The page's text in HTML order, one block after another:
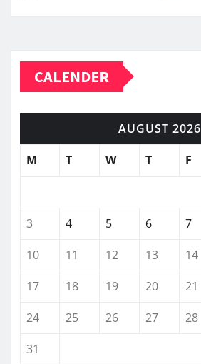
CALENDER
AUGUST 2026
M
T W T F
3
4 5 6 7
10
11 12 13 14
17
18 19 20 21
24
25 26 27 28
31